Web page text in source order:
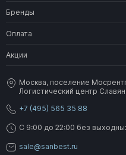
Бренды
Оплата
Акции
Москва, поселение
Логистический центр
+7 (495) 565 35 88
C 9:00 до 22:00 без
sale@sanbest.ru